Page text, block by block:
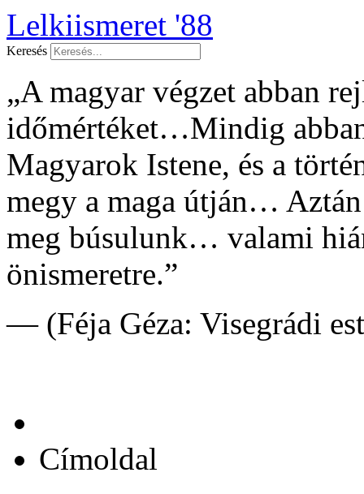
Lelkiismeret '88
Keresés
„A magyar végzet abban
időmértéket…Mindig
Magyarok Istene, és a
megy a maga útján…
meg búsulunk… valami
önismeretre.”
— (Féja Géza: Visegrádi
Címoldal